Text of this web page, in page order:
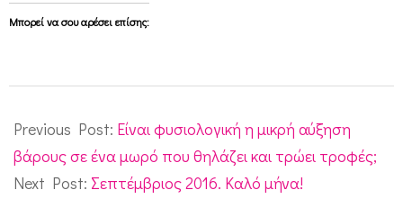
Μπορεί να σου αρέσει επίσης:
08-
31
Previous Post: Είναι φυσιολογική η μικρή αύξηση
βάρους σε ένα μωρό που θηλάζει και τρώει τροφές;
Next Post: Σεπτέμβριος 2016. Καλό μήνα!